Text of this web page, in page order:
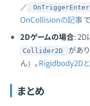
／ OnTriggerEnter
OnCollisionの記事
2Dゲームの場合: 2D
Collider2D
があ
ん）。Rigidbody2D
まとめ